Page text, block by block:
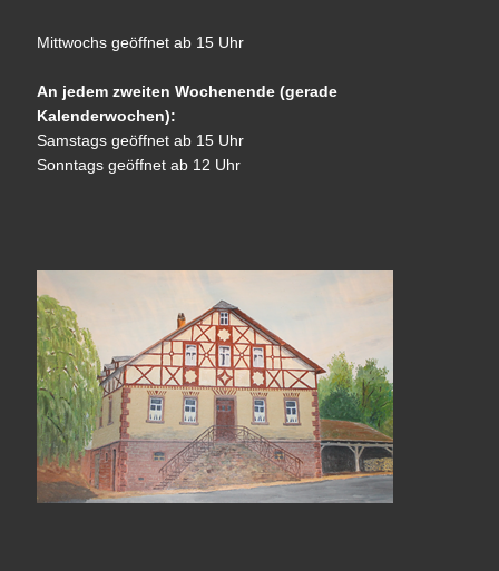
Mittwochs geöffnet ab 15 Uhr
An jedem zweiten Wochenende (gerade
Kalenderwochen):
Samstags geöffnet ab 15 Uhr
Sonntags geöffnet ab 12 Uhr